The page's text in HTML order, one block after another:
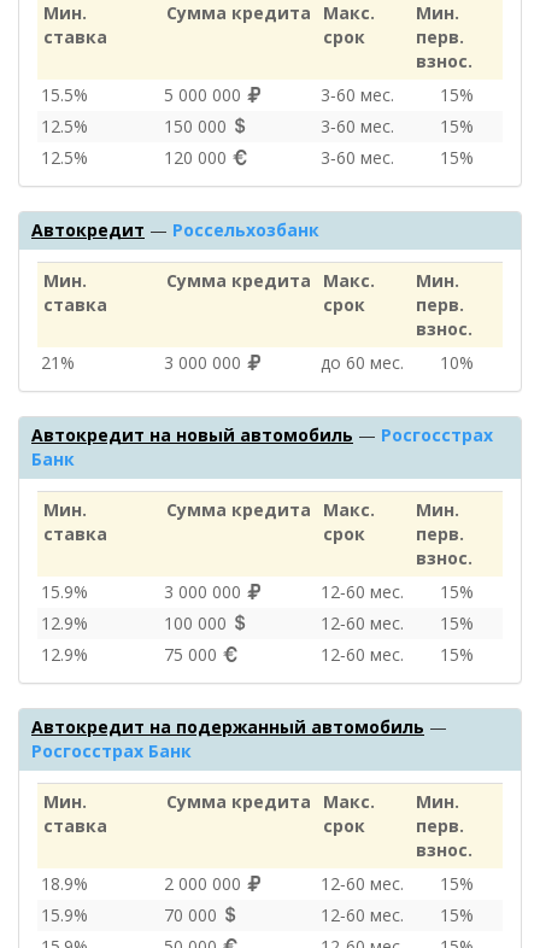
Мин.
ставка
Сумма кредита
Макс.
срок
Мин.
перв.
взнос.
15.5%
5 000 000 3‑60 мес.
15%
12.5%
150 000 3‑60 мес.
15%
12.5%
120 000 3‑60 мес. 15%
Автокредит — Россельхозбанк
Мин.
ставка
Сумма кредита
Макс.
срок
Мин.
перв.
взнос.
21%
3 000 000 до 60 мес. 10%
Автокредит на новый автомобиль — Росгосстрах
Банк
Мин.
ставка
Сумма кредита
Макс.
срок
Мин.
перв.
взнос.
15.9%
3 000 000 12‑60 мес.
15%
12.9%
100 000 12‑60 мес.
15%
12.9%
75 000 12‑60 мес. 15%
Автокредит на подержанный автомобиль —
Росгосстрах Банк
Мин.
ставка
Сумма кредита
Макс.
срок
Мин.
перв.
взнос.
18.9%
2 000 000 12‑60 мес.
15%
15.9%
70 000 12‑60 мес.
15%